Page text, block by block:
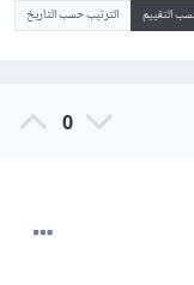
التقييم الترتيب حسب التاريخ
0